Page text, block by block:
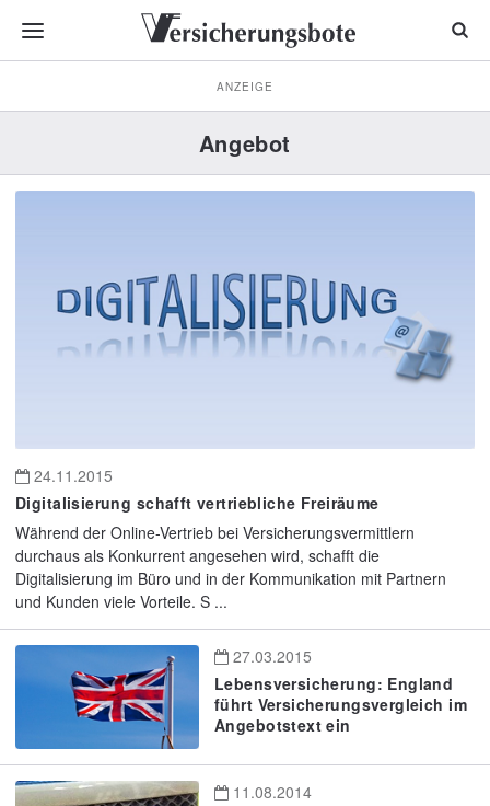
ANZEIGE
Angebot
24.11.2015
Digitalisierung schafft vertriebliche Freiräume
Während der Online-Vertrieb bei Versicherungsvermittlern
durchaus als Konkurrent angesehen wird, schafft die
Digitalisierung im Büro und in der Kommunikation mit Partnern
und Kunden viele Vorteile. S ...
27.03.2015
Lebensversicherung: England
führt Versicherungsvergleich im
Angebotstext ein
11.08.2014